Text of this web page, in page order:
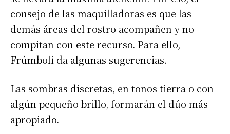
consejo de las maquilladoras es que las
demás áreas del rostro acompañen y no
compitan con este recurso. Para ello,
Frúmboli da algunas sugerencias.
Las sombras discretas, en tonos tierra o con
algún pequeño brillo, formarán el dúo más
apropiado.